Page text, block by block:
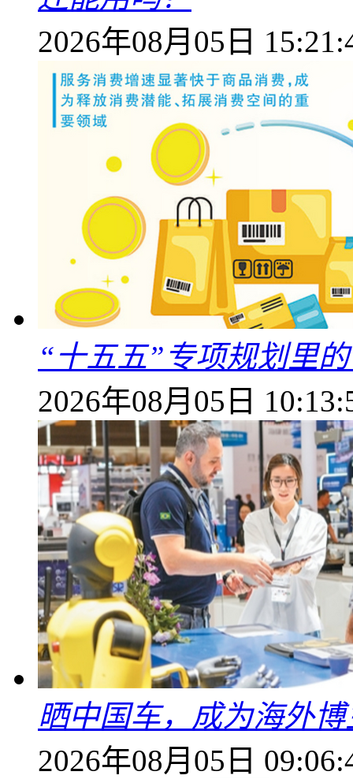
2026年08月05日
“十五五”专项规划里
2026年08月05日
晒中国车，成为海外
2026年08月05日